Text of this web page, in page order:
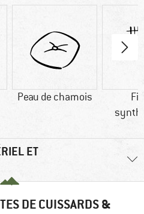
Peau de chamois
ET
DE CUISSARDS &